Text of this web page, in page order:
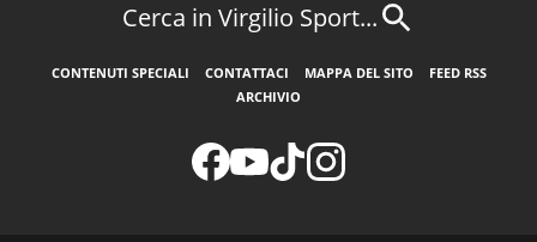
Cerca in Virgilio Sport...
CONTENUTI SPECIALI CONTATTACI MAPPA DEL SITO
FEED RSS
ARCHIVIO